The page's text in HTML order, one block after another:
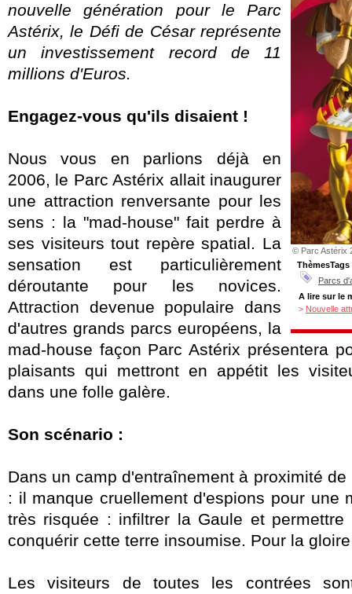
© Parc Astérix
ThèmesTags
Parcs
A lire sur le
> Nouvelle
nouvelle génération pour le Parc
Astérix, le Défi de Césarreprésente
un investissement record de 11
millions d'Euros.
Engagez-vous qu'ils disaient !
Nous vous en parlions déjà en
2006, le Parc Astérix allait inaugurer
une attraction renversante pour les
sens : la "mad-house" fait perdre à
ses visiteurs tout repère spatial. La
sensation est particulièrement
déroutante pour les novices.
Attraction devenue populaire dans
d'autres grands parcs européens, la
mad-house façon Parc Astérix présentera
plaisants qui mettront en appétit les
dans une folle galère.
Son scénario :
Dans un camp d'entraînement à proximité
: il manque cruellement d'espions pour une
très risquée : infiltrer la Gaule et
conquérir cette terre insoumise. Pour la
Les visiteurs de toutes les contrées